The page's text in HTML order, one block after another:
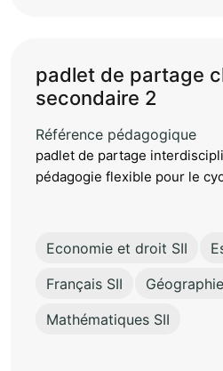
padlet de partage
secondaire 2
Référence pédagogique
padlet de partage
pédagogie flexible pour le
Economie et droit SII
Français SII
Mathématiques SII